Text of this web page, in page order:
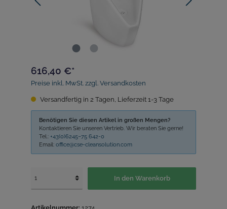
616,40 €*
Preise inkl. MwSt. zzgl. Versandkosten
Versandfertig in 2 Tagen, Lieferzeit 1-3 Tage
Benötigen Sie diesen Artikel in großen Mengen?
Kontaktieren Sie unseren Vertrieb. Wir beraten Sie gerne!
Tel.: +43(0)6245–75 642-0
Email: office@cse-cleansolution.com
In den Warenkorb